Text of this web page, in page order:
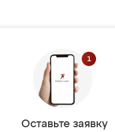
Оставьте заявку